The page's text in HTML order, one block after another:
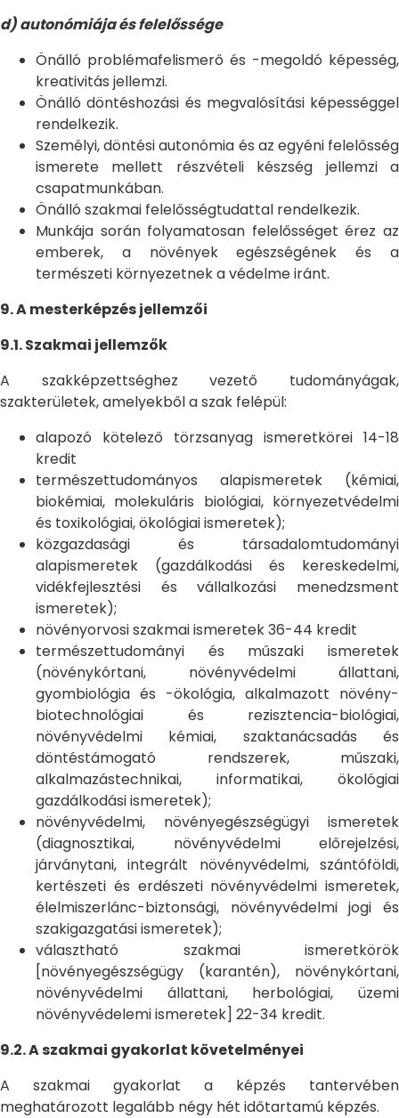
d) autonómiája és felelőssége
Önálló problémafelismerő és -megoldó képesség,
kreativitás jellemzi.
Önálló döntéshozási és megvalósítási képességgel
rendelkezik.
Személyi, döntési autonómia és az egyéni felelősség
ismerete mellett részvételi készség jellemzi a
csapatmunkában.
Önálló szakmai felelősségtudattal rendelkezik.
Munkája során folyamatosan felelősséget érez az
emberek, a növények egészségének és a
természeti környezetnek a védelme iránt.
9. A mesterképzés jellemzői
9.1. Szakmai jellemzők
A szakképzettséghez vezető tudományágak,
szakterületek, amelyekből a szak felépül:
alapozó kötelező törzsanyag ismeretkörei 14-18
kredit
természettudományos alapismeretek (kémiai,
biokémiai, molekuláris biológiai, környezetvédelmi
és toxikológiai, ökológiai ismeretek);
közgazdasági és társadalomtudományi
alapismeretek (gazdálkodási és kereskedelmi,
vidékfejlesztési és vállalkozási menedzsment
ismeretek);
növényorvosi szakmai ismeretek 36-44 kredit
természettudományi és műszaki ismeretek
(növénykórtani, növényvédelmi állattani,
gyombiológia és -ökológia, alkalmazott növény-
biotechnológiai és rezisztencia-biológiai,
növényvédelmi kémiai, szaktanácsadás és
döntéstámogató rendszerek, műszaki,
alkalmazástechnikai, informatikai, ökológiai
gazdálkodási ismeretek);
növényvédelmi, növényegészségügyi ismeretek
(diagnosztikai, növényvédelmi előrejelzési,
járványtani, integrált növényvédelmi, szántóföldi,
kertészeti és erdészeti növényvédelmi ismeretek,
élelmiszerlánc-biztonsági, növényvédelmi jogi és
szakigazgatási ismeretek);
választható szakmai ismeretkörök
[növényegészségügy (karantén), növénykórtani,
növényvédelmi állattani, herbológiai, üzemi
növényvédelemi ismeretek] 22-34 kredit.
9.2. A szakmai gyakorlat követelményei
A szakmai gyakorlat a képzés tantervében
meghatározott legalább négy hét időtartamú képzés.